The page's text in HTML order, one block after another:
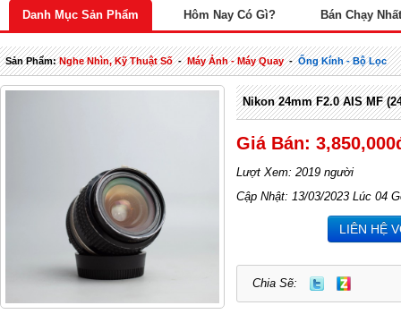
Danh Mục Sản Phẩm Hôm Nay Có Gì? Bán Chạy Nhất
Sản Phẩm:Nghe Nhìn, Kỹ Thuật Số-Máy Ảnh - Máy Quay-Ống Kính - Bộ Lọc
Nikon 24mm F2.0 AIS MF
Giá Bán:
Lượt Xem: 2019 người
Cập Nhật: 13/03/2023 Lúc 04
LIÊN HỆ
Chia Sẽ: